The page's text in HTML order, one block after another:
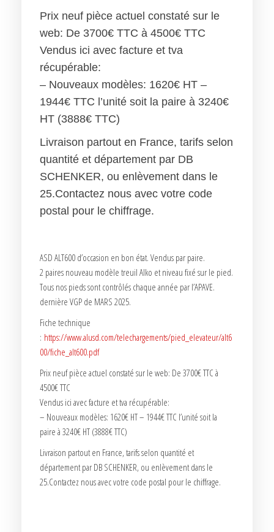
Prix neuf pièce actuel constaté sur le
web: De 3700€ TTC à 4500€ TTC
Vendus ici avec facture et tva
récupérable:
– Nouveaux modèles: 1620€ HT –
1944€ TTC l’unité soit la paire à 3240€
HT (3888€ TTC)
Livraison partout en France, tarifs selon
quantité et département par DB
SCHENKER, ou enlèvement dans le
25.Contactez nous avec votre code
postal pour le chiffrage.
ASD ALT600 d’occasion en bon état. Vendus par paire.
2 paires nouveau modèle treuil Alko et niveau fixé sur le pied.
Tous nos pieds sont contrôlés chaque année par l’APAVE.
dernière VGP de MARS 2025.
Fiche technique
: https://www.alusd.com/telechargements/pied_elevateur/alt6
00/fiche_alt600.pdf
Prix neuf pièce actuel constaté sur le web: De 3700€ TTC à
4500€ TTC
Vendus ici avec facture et tva récupérable:
– Nouveaux modèles: 1620€ HT – 1944€ TTC l’unité soit la
paire à 3240€ HT (3888€ TTC)
Livraison partout en France, tarifs selon quantité et
département par DB SCHENKER, ou enlèvement dans le
25.Contactez nous avec votre code postal pour le chiffrage.